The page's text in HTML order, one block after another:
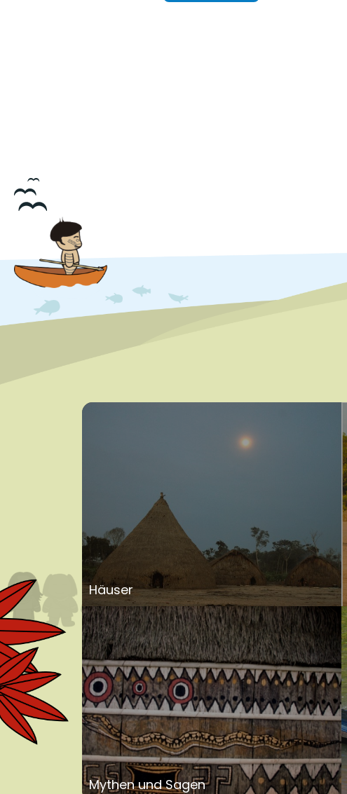
Häuser
Mythen und Sagen